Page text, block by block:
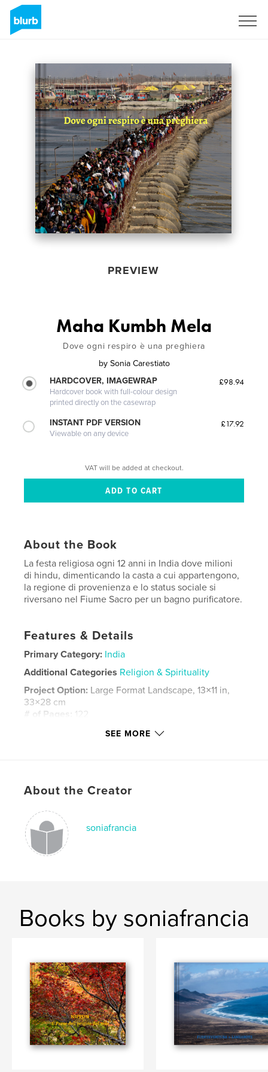
PREVIEW
Maha Kumbh Mela
Dove ogni respiro è una preghiera
by Sonia Carestiato
HARDCOVER, IMAGEWRAP
Hardcover book with full-colour design
printed directly on the casewrap
£98.94
INSTANT PDF VERSION
Viewable on any device
£17.92
VAT will be added at checkout.
About the Book
La festa religiosa ogni 12 anni in India dove milioni
di hindu, dimenticando la casta a cui appartengono,
la regione di provenienza e lo status sociale si
riversano nel Fiume Sacro per un bagno purificatore.
Features & Details
Primary Category: India
Additional Categories Religion & Spirituality
Project Option: Large Format Landscape, 13×11 in,
33×28 cm
# of Pages: 122
Aug 25, 2025
spiritualità religione
SEE MORE
About the Creator
soniafrancia
Books by soniafrancia